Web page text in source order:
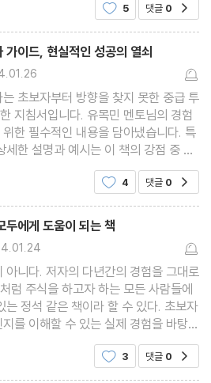
와 친해지기
고르는 기준/ 증권 계좌를 개설하는
비용
같이 본다/ 호가는 현재가 화면으로 본
문은 기본에 충실하자/ 관심종목은 다
들
종목 조회 순위 · 미니체결 · 기업 개요
추이 · 종목 일별 프로그램매매 추이 · 종
추천하고 싶
5 댓글 0
가이드, 현실적인 성공의 열쇠
초보자부터 방향을 찾지 못한 중급 투
지침서입니다. 유목민 멘토님의 경험
한 필수적인 내용을 담아냈습니다. 특
세한 설명과 예시는 이 책의 강점 중 하
데, 이 책을 읽은
4 댓글 0
두에게 도움이 되는 책
경험을 그대로
럼 주식을 하고자 하는 모든 사람들에
석 같은 책이라 할 수 있다. 초보자
를 이해할 수 있는 실제 경험을 바탕으
서도 돈주고도 쉽게 들을 수 없는 것들이
나의 투자
3 댓글 0